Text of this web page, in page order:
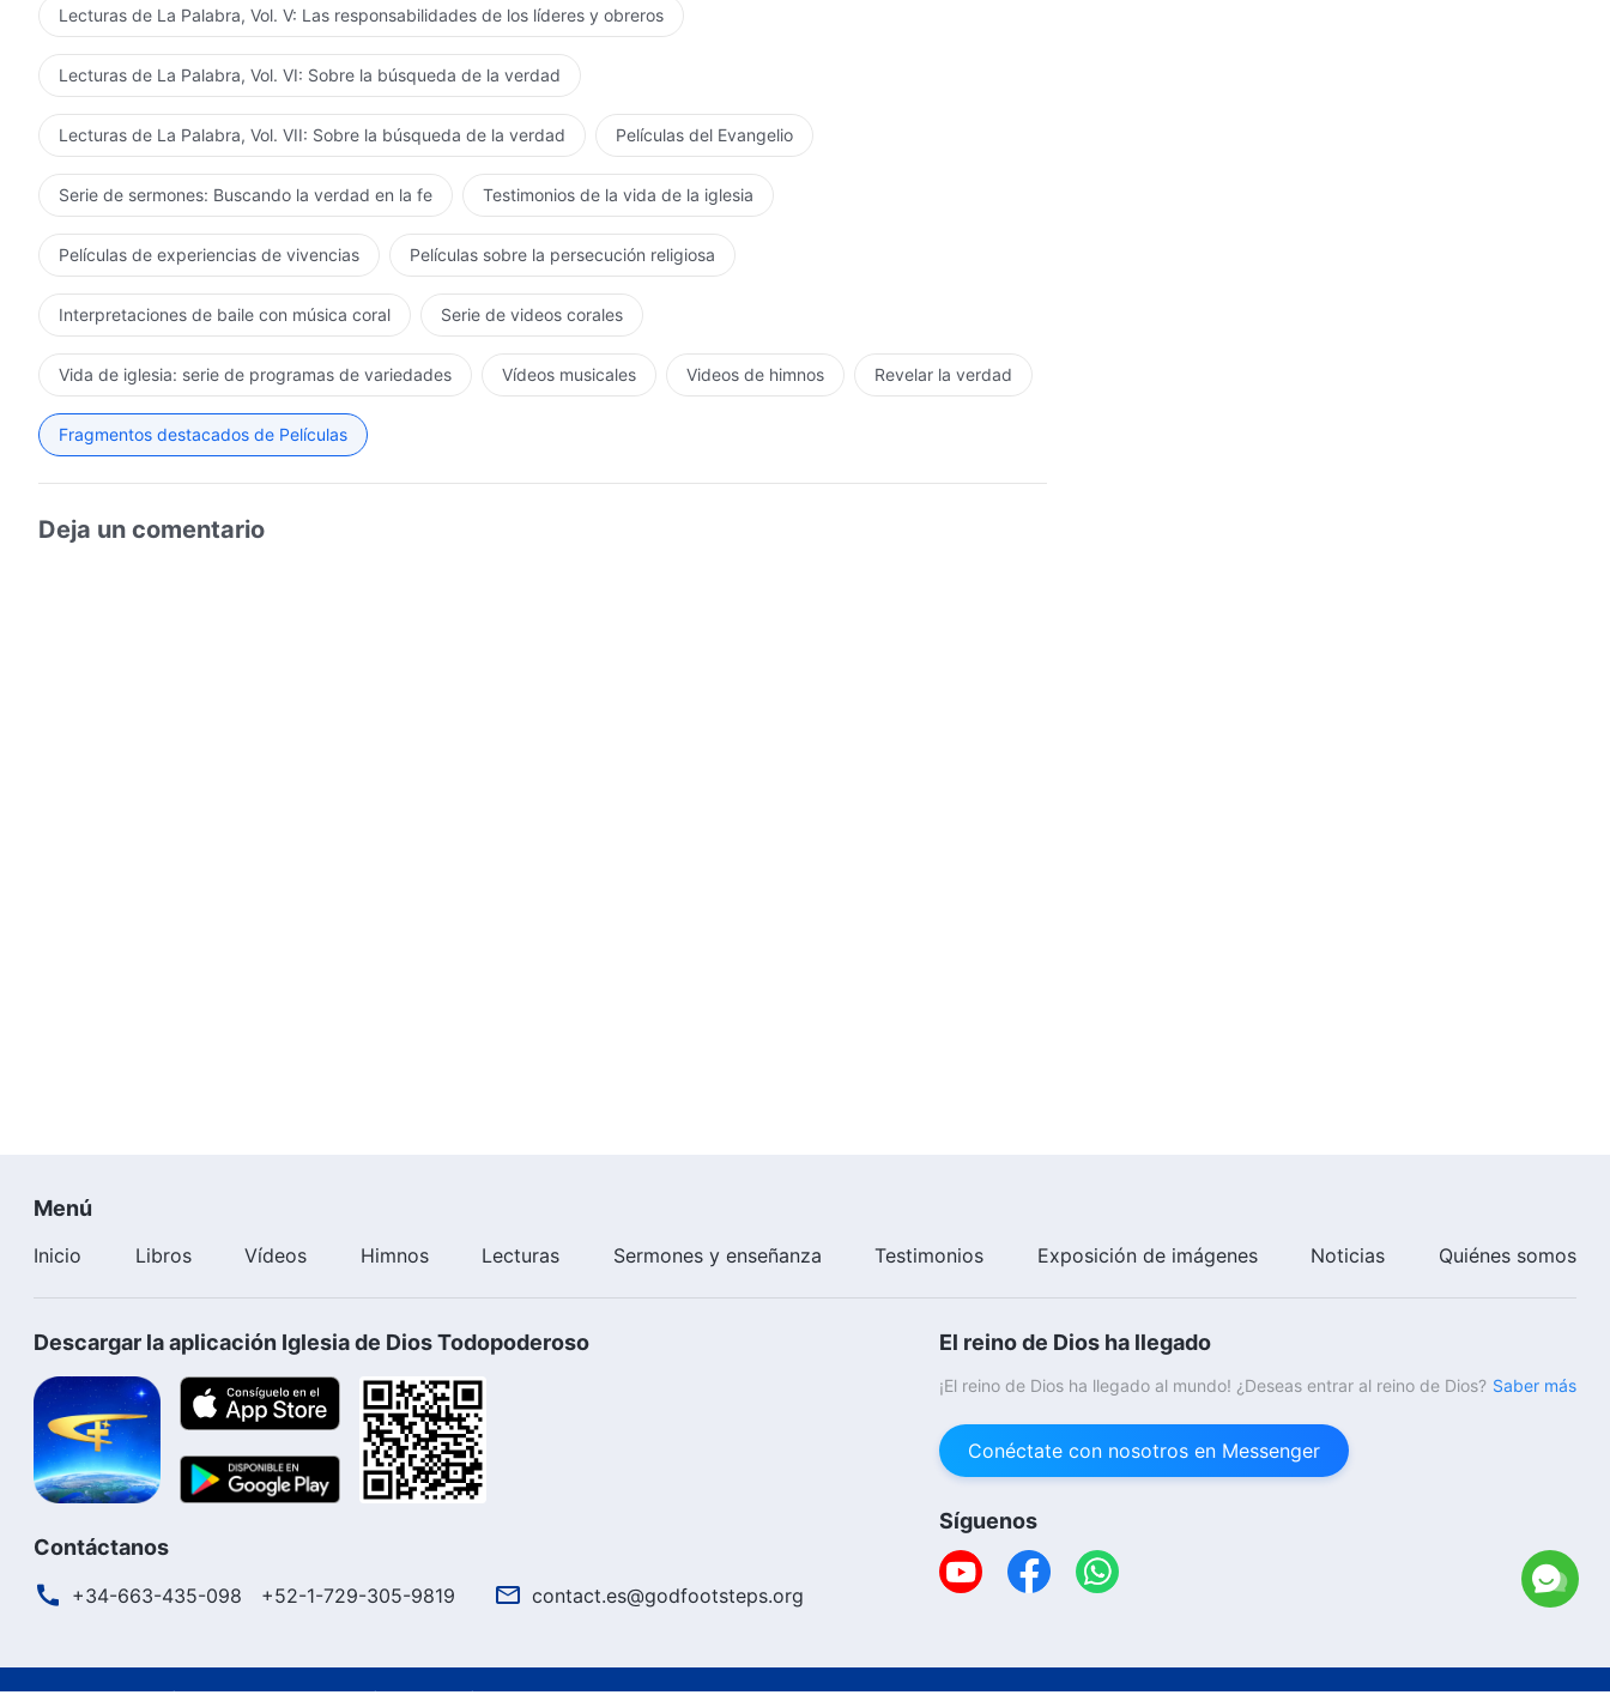
Lecturas de La Palabra, Vol. V: Las responsabilidades de los líderes y obreros
Lecturas de La Palabra, Vol. VI: Sobre la búsqueda de la verdad
Lecturas de La Palabra, Vol. VII: Sobre la búsqueda de la verdad Películas del Evangelio
Serie de sermones: Buscando la verdad en la fe Testimonios de la vida de la iglesia
Películas de experiencias de vivencias Películas sobre la persecución religiosa
Interpretaciones de baile con música coral Serie de videos corales
Vida de iglesia: serie de programas de variedades Vídeos musicales Videos de himnos Revelar la verdad
Fragmentos destacados de Películas
Deja un comentario
Menú
Inicio Libros Vídeos Himnos Lecturas Sermones y enseñanza Testimonios Exposición de imágenes Noticias Quiénes somos
Descargar la aplicación Iglesia de Dios Todopoderoso
Contáctanos
+34-663-435-098 +52-1-729-305-9819 contact.es@godfootsteps.org
El reino de Dios ha llegado
¡El reino de Dios ha llegado al mundo! ¿Deseas entrar al reino de Dios? Saber más
Conéctate con nosotros en Messenger
Síguenos